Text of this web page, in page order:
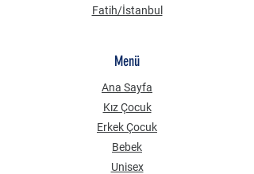
Fatih/İstanbul
Menü
Ana Sayfa
Kız Çocuk
Erkek Çocuk
Bebek
Unisex